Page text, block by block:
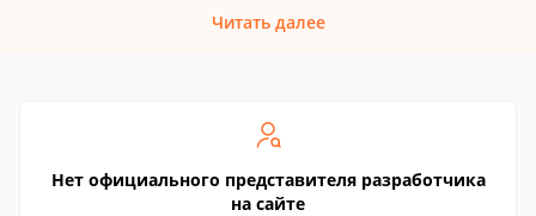
Читать далее
Нет официального представителя разработчика
на сайте